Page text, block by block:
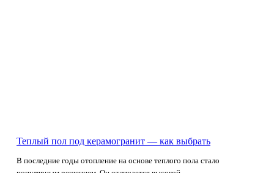
Теплый пол под керамогранит — как выбрать
В последние годы отопление на основе теплого пола стало